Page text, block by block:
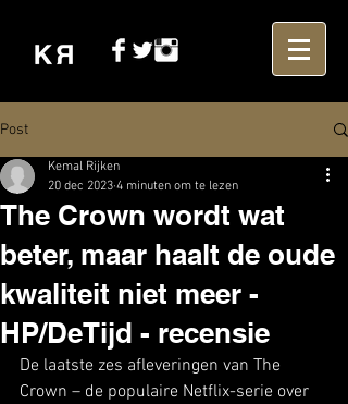
Post
The Crown wordt wat
beter, maar haalt de oude
kwaliteit niet meer -
HP/DeTijd - recensie
Kemal Rijken
20 dec 2023 4 minuten om te lezen
De laatste zes afleveringen van The
Crown – de populaire Netflix-serie over